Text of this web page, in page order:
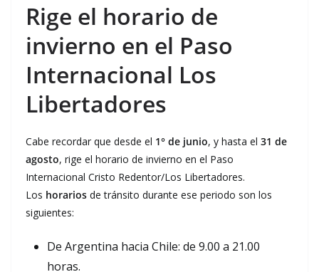
Rige el horario de
invierno en el Paso
Internacional Los
Libertadores
Cabe recordar que desde el 1° de junio, y hasta el 31 de
agosto, rige el horario de invierno en el Paso
Internacional Cristo Redentor/Los Libertadores.
Los horarios de tránsito durante ese periodo son los
siguientes:
De Argentina hacia Chile: de 9.00 a 21.00
horas.